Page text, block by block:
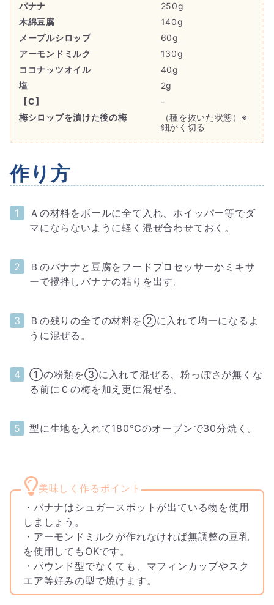
バナナ
250g
木綿豆腐
140g
メープルシロップ
60g
アーモンドミルク
130g
ココナッツオイル
40g
塩
2g
【C】
-
梅シロップを漬けた後の梅
（種を抜いた状態）※
細かく切る
作り方
Ａの材料をボールに全て入れ、ホイッパー等でダ
マにならないように軽く混ぜ合わせておく。
Ｂのバナナと豆腐をフードプロセッサーかミキサ
ーで攪拌しバナナの粘りを出す。
Ｂの残りの全ての材料を②に入れて均一になるよ
うに混ぜる。
①の粉類を③に入れて混ぜる、粉っぽさが無くな
る前にＣの梅を加え更に混ぜる。
型に生地を入れて180℃のオーブンで30分焼く。
・バナナはシュガースポットが出ている物を使用
しましょう。
・アーモンドミルクが作れなければ無調整の豆乳
を使用してもOKです。
・パウンド型でなくても、マフィンカップやスク
エア等好みの型で焼けます。